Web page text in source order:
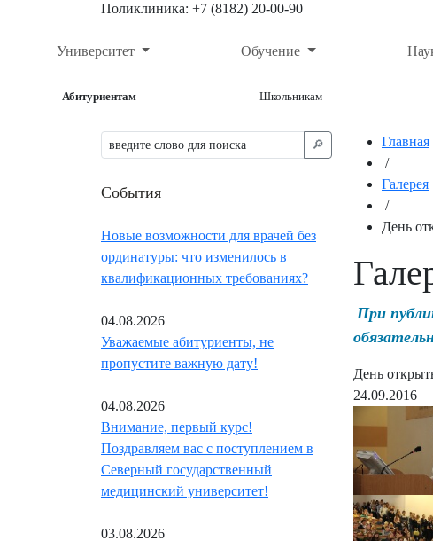
Поликлиника: +7 (8182) 20-00-90
Университет Обучение
Абитуриентам Школьникам
🔎︎
События
Новые возможности для врачей без
ординатуры: что изменилось в
квалификационных требованиях?
04.08.2026
Уважаемые абитуриенты, не
пропустите важную дату!
04.08.2026
Внимание, первый курс!
Поздравляем вас с поступлением в
Северный государственный
медицинский университет!
03.08.2026
Главная
/
Галерея
/
День
При
День
24.09.2016